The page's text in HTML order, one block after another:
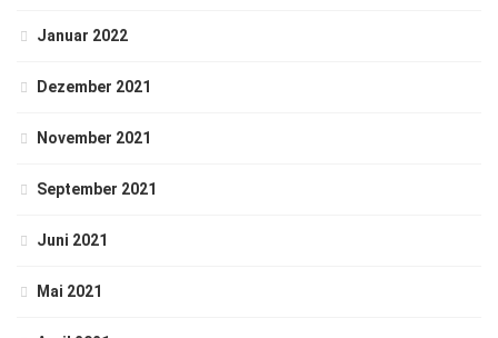
Januar 2022
Dezember 2021
November 2021
September 2021
Juni 2021
Mai 2021